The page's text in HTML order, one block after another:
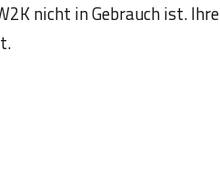
nicht in Gebrauch ist. Ihre